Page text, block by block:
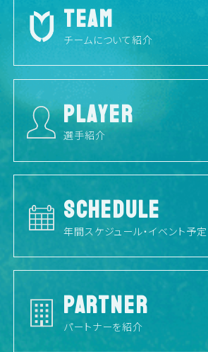
TEAM
チームについて紹介
PLAYER
選手紹介
SCHEDULE
年間スケジュール・イベント予定
PARTNER
パートナーを紹介